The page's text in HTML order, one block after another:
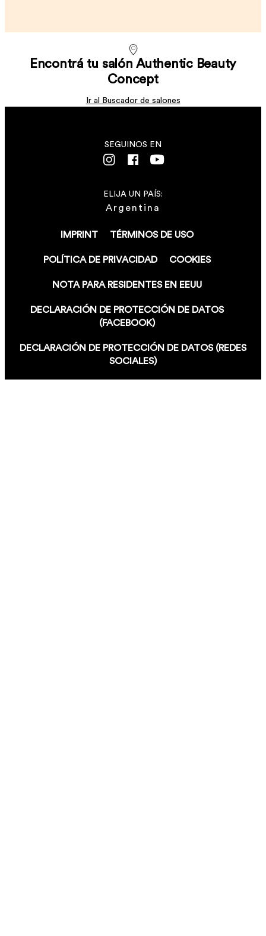
Encontrá tu salón Authentic Beauty
Concept
Ir al Buscador de salones
IMPRINT TÉRMINOS DE USO
POLÍTICA DE PRIVACIDAD COOKIES
NOTA PARA RESIDENTES EN EEUU
DECLARACIÓN DE PROTECCIÓN DE DATOS
(FACEBOOK)
DECLARACIÓN DE PROTECCIÓN DE DATOS (REDES
SOCIALES)
ELIJA UN PAÍS:
Argentina
SEGUINOS EN